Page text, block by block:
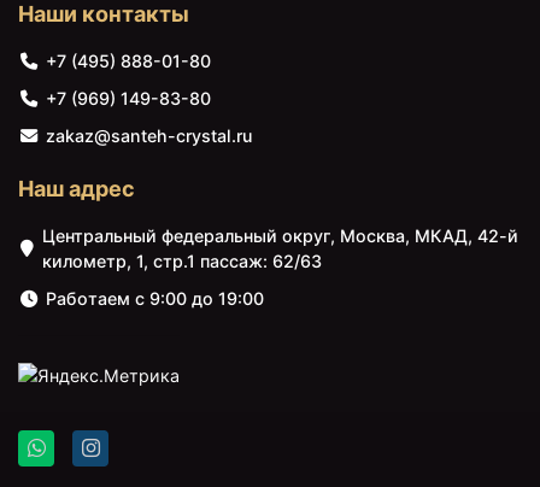
7401 ₽
Раковина 58х48 см
8143 ₽
Наши контакты
+7 (495) 888-01-80
+7 (969) 149-83-80
zakaz@santeh-crystal.ru
Наш адрес
Центральный федеральный округ, Москва, МКАД, 42-й
километр, 1, стр.1 пассаж: 62/63
Работаем с 9:00 до 19:00